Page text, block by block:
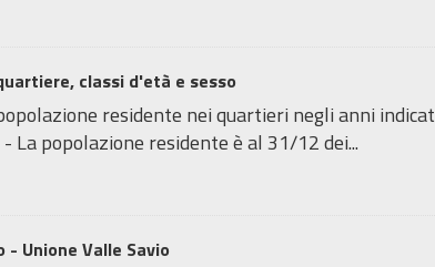
classi d'età e sesso
residente nei quartieri negli anni
La popolazione residente è al 31/12 dei...
Unione Valle Savio